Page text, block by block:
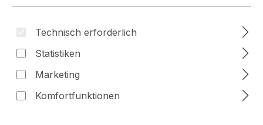
Technisch erforderlich
Statistiken
Marketing
Komfortfunktionen